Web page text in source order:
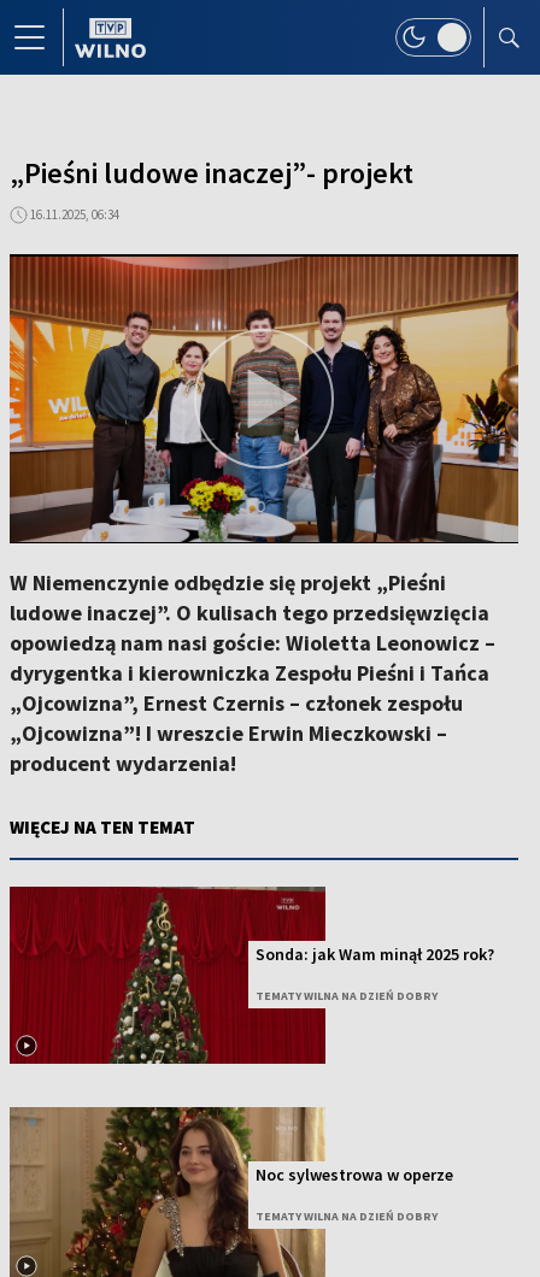
„Pieśni ludowe inaczej”- projekt
16.11.2025, 06:34
W Niemenczynie odbędzie się projekt „Pieśni
ludowe inaczej”. O kulisach tego przedsięwzięcia
opowiedzą nam nasi goście: Wioletta Leonowicz –
dyrygentka i kierowniczka Zespołu Pieśni i Tańca
„Ojcowizna”, Ernest Czernis – członek zespołu
„Ojcowizna”! I wreszcie Erwin Mieczkowski –
producent wydarzenia!
WIĘCEJ NA TEN TEMAT
Sonda: jak Wam minął 2025 rok?
TEMATY WILNA NA DZIEŃ DOBRY
Noc sylwestrowa w operze
TEMATY WILNA NA DZIEŃ DOBRY